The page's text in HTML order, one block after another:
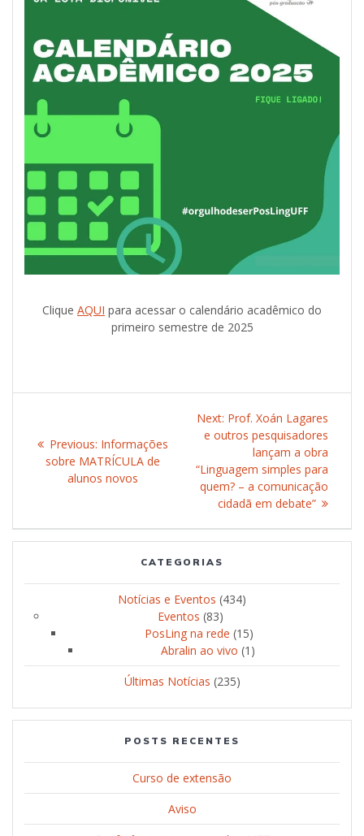
Clique AQUI para acessar o calendário acadêmico do
primeiro semestre de 2025
navigation
Previous: Previous
post:
Informações
sobre MATRÍCULA de
alunos novos
Next: Next
post:
Prof. Xoán Lagares
e outros pesquisadores
lançam a obra
“Linguagem simples para
quem? – a comunicação
cidadã em debate”
CATEGORIAS
Notícias e Eventos (434)
Eventos (83)
PosLing na rede (15)
Abralin ao vivo (1)
Últimas Notícias (235)
POSTS RECENTES
Curso de extensão
Aviso